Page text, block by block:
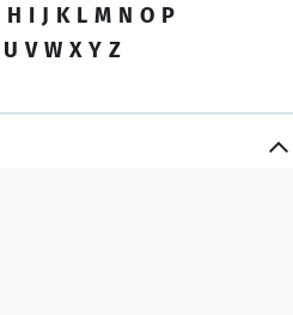
H I J K L M N O P
U V W X Y Z